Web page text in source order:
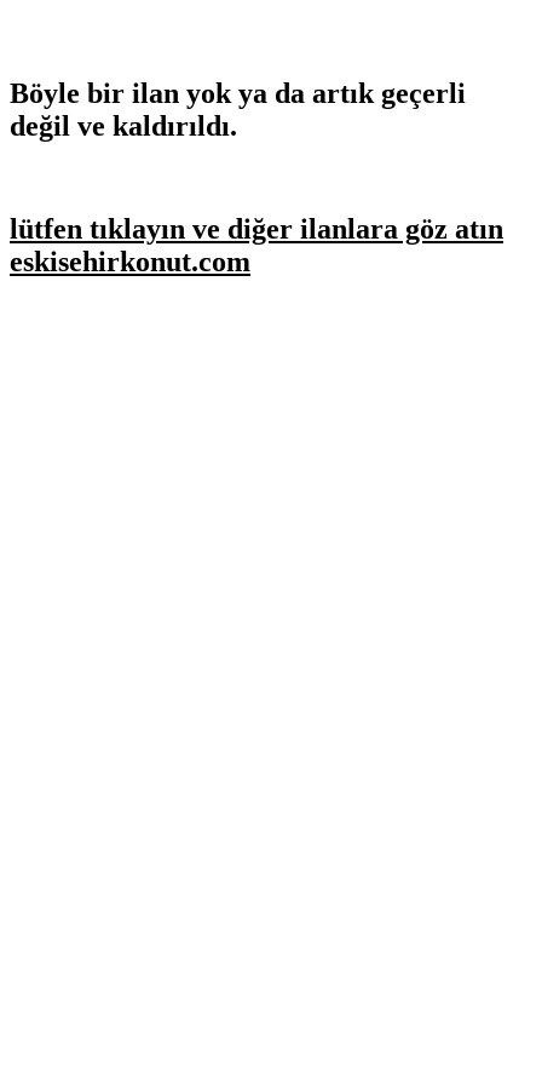
Böyle bir ilan yok ya da artık geçerli
değil ve kaldırıldı.
lütfen tıklayın ve diğer ilanlara göz atın
eskisehirkonut.com